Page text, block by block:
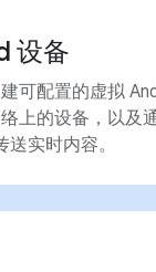
设备
可配置的虚拟
上的设备，以及
送实时内容。